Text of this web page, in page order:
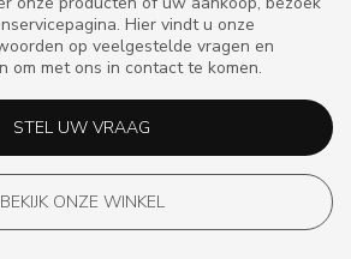
Hier vindt u onze
op veelgestelde vragen en
om met ons in contact te komen.
STEL UW VRAAG
BEKIJK ONZE WINKEL